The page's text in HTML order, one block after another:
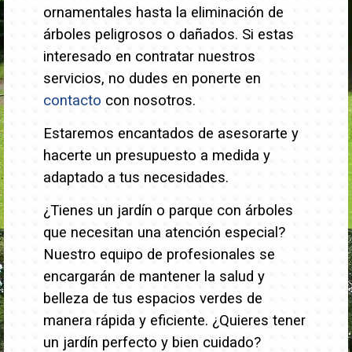
ornamentales hasta la eliminación de
árboles peligrosos o dañados. Si estas
interesado en contratar nuestros
servicios, no dudes en ponerte en
contacto con nosotros.
Estaremos encantados de asesorarte y
hacerte un presupuesto a medida y
adaptado a tus necesidades.
¿Tienes un jardín o parque con árboles
que necesitan una atención especial?
Nuestro equipo de profesionales se
encargarán de mantener la salud y
belleza de tus espacios verdes de
manera rápida y eficiente. ¿Quieres tener
un jardín perfecto y bien cuidado?